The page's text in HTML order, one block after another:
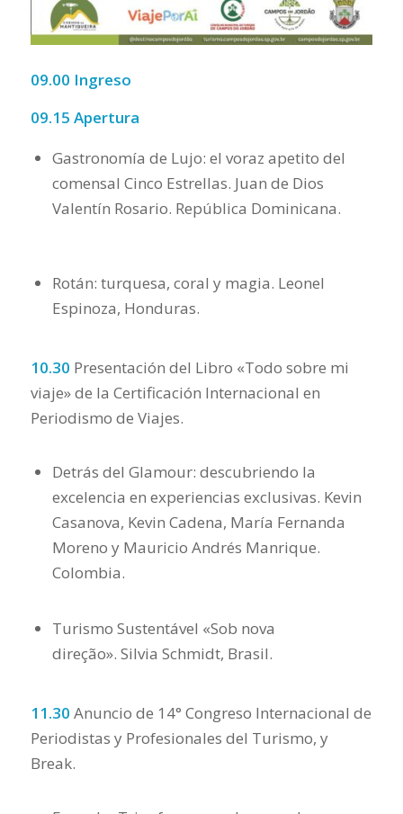
09.00 Ingreso
09.15 Apertura
Gastronomía de Lujo: el voraz apetito del
comensal Cinco Estrellas. Juan de Dios
Valentín Rosario. República Dominicana.
Rotán: turquesa, coral y magia. Leonel
Espinoza, Honduras.
10.30 Presentación del Libro «Todo sobre mi
viaje» de la Certificación Internacional en
Periodismo de Viajes.
Detrás del Glamour: descubriendo la
excelencia en experiencias exclusivas. Kevin
Casanova, Kevin Cadena, María Fernanda
Moreno y Mauricio Andrés Manrique.
Colombia.
Turismo Sustentável «Sob nova
direção». Silvia Schmidt, Brasil.
11.30 Anuncio de 14° Congreso Internacional de
Periodistas y Profesionales del Turismo, y
Break.